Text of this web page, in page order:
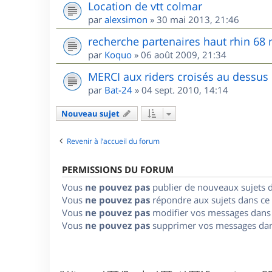
Location de vtt colmar
par alexsimon » 30 mai 2013, 21:46
recherche partenaires haut rhin 68
par Koquo » 06 août 2009, 21:34
MERCI aux riders croisés au dessus
par Bat-24 » 04 sept. 2010, 14:14
Nouveau sujet
Revenir à l’accueil du forum
PERMISSIONS DU FORUM
Vous ne pouvez pas publier de nouveaux sujets
Vous ne pouvez pas répondre aux sujets dans
Vous ne pouvez pas modifier vos messages
Vous ne pouvez pas supprimer vos messages